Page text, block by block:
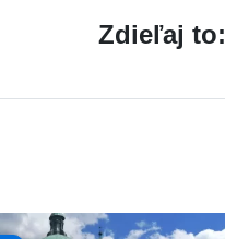
Zdieľaj to: